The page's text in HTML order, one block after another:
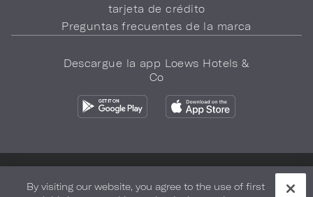
tarjeta de crédito
Preguntas frecuentes de la marca
Descargue la app Loews Hotels &
Co
By visiting our website, you agree to the use of first